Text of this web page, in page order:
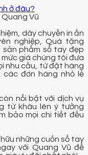
Vũ
dây chuyền in ấn
nghiệp, Quà tặng
sản phẩm sổ tay đẹp
giá chúng tôi đưa
nhu cầu, từ đặt hàng
các đơn hàng nhỏ lẻ
nổi bật với dịch vụ
từ khâu lên ý tưởng
bảo mọi chi tiết đều
những cuốn sổ tay
với Quang Vũ để